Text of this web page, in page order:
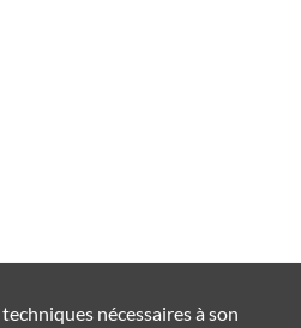
techniques nécessaires à son